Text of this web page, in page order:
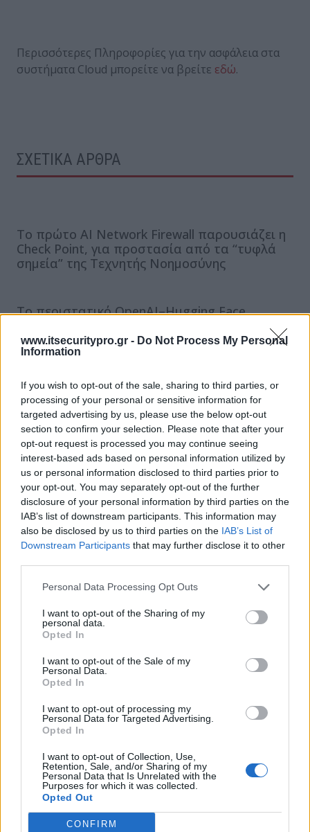
www.itsecuritypro.gr - Do Not Process My Personal
Information
If you wish to opt-out of the sale, sharing to third parties, or
processing of your personal or sensitive information for
targeted advertising by us, please use the below opt-out
section to confirm your selection. Please note that after your
opt-out request is processed you may continue seeing
interest-based ads based on personal information utilized by
us or personal information disclosed to third parties prior to
your opt-out. You may separately opt-out of the further
disclosure of your personal information by third parties on the
IAB’s list of downstream participants. This information may
also be disclosed by us to third parties on the IAB’s List of
Downstream Participants that may further disclose it to other
Personal Data Processing Opt Outs
I want to opt-out of the Sharing of my
personal data.
Opted In
I want to opt-out of the Sale of my
Personal Data.
Opted In
I want to opt-out of processing my
Personal Data for Targeted Advertising.
Opted In
I want to opt-out of Collection, Use,
Retention, Sale, and/or Sharing of my
Personal Data that Is Unrelated with the
Purposes for which it was collected.
Opted Out
CONFIRM
Περισσότερες Πληροφορίες για την ασφάλεια στα
συστήματα Cloud μπορείτε να βρείτε εδώ.
ΣΧΕΤΙΚΑ ΑΡΘΡΑ
Tο πρώτο AI Network Firewall παρουσιάζει η
Check Point, για προστασία από τα “τυφλά
σημεία” της Τεχνητής Νοημοσύνης
Το περιστατικό OpenAI–Hugging Face
διακυβέρνηση και ασφάλεια στην Τεχνητή
Νοημοσύνη επισημαίνει η Check Point
Η νέα εποχή των κυβερνοεπιθέσεων: Όταν η
Τεχνητή Νοημοσύνη αναλαμβάνει τον έλεγχο
ΕΓΓΡΑΦΗ ΣΤΟ NEWSLETTER
ΤΕΛΕΥΤΑΙΟ ΤΕΥΧΟΣ
Περιεχόμενα τεύχους